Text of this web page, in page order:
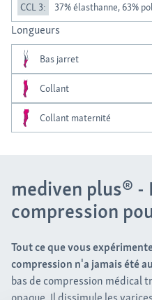
CCL 3: 37% élasthanne, 63%
Longueurs
Bas jarret
Collant
Collant maternité
mediven plus® -
compression
Tout ce que vous
compression n'a jamais été
bas de compression médical